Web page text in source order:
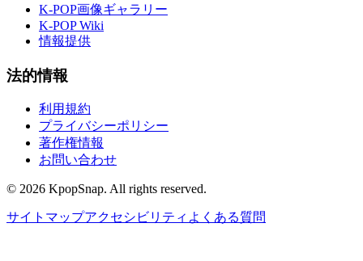
K-POP画像ギャラリー
K-POP Wiki
情報提供
法的情報
利用規約
プライバシーポリシー
著作権情報
お問い合わせ
© 2026 KpopSnap. All rights reserved.
サイトマップアクセシビリティ よくある質問